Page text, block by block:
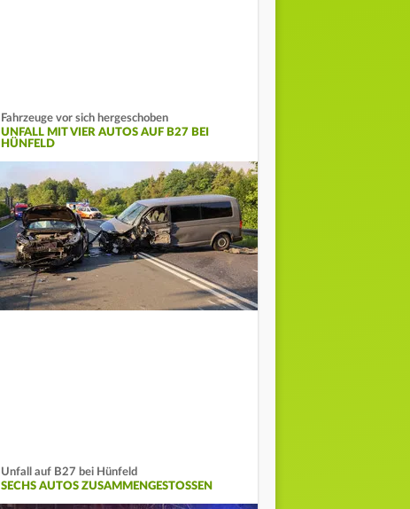
Fahrzeuge vor sich hergeschoben
UNFALL MIT VIER AUTOS AUF B27 BEI
HÜNFELD
Unfall auf B27 bei Hünfeld
SECHS AUTOS ZUSAMMENGESTOSSEN